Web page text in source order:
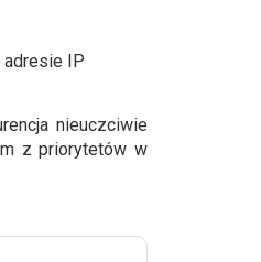
adresie IP
nieuczciwie
z priorytetów w